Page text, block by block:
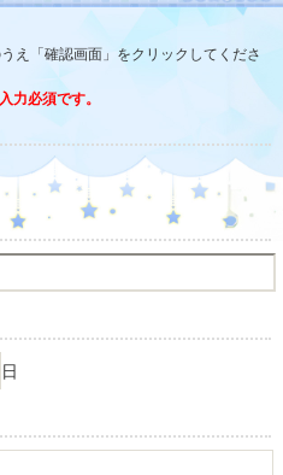
え「確認画面」をクリックしてくださ
力必須です。
日